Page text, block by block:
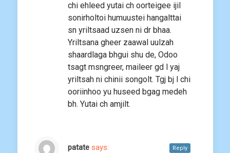
chi ehleed yutai ch oorteigee ijil
sonirholtoi humuustei hangalttai
sn yriltsaad uzsen ni dr bhaa.
Yriltsana gheer zaawal uulzah
shaardlaga bhgui shu de, Odoo
tsagt msngreer, maileer gd l yaj
yriltsah ni chinii songolt. Tgj bj l chi
ooriinhoo yu huseed bgag medeh
bh. Yutai ch amjilt.
patate says: Reply